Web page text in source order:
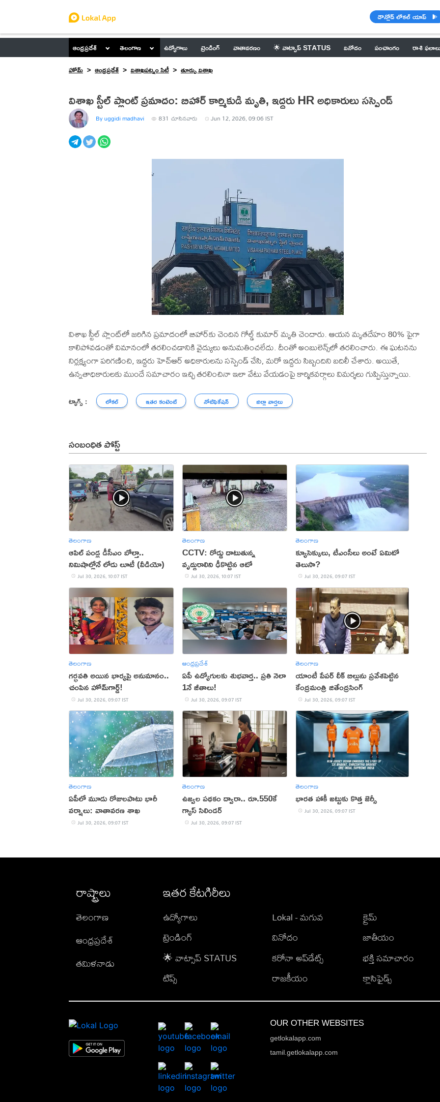
డౌన్లోడ్ లోకల్ యాప్
ఆంధ్రప్రదేశ్ తెలంగాణ ఉద్యోగాలు ట్రెండింగ్ వాతావరణం 🌟 వాట్సాప్ STATUS వినోదం పంచాంగం రాశి
హోమ్
ఆంధ్రప్రదేశ్ విశాఖపట్నం సిటీ తూర్పు విశాఖ
విశాఖ స్టీల్ ప్లాంట్ ప్రమాదం: బిహార్ కార్మికుడి మృతి, ఇద్దరు HR అధికారులు సస్పెండ్
By uggidi madhavi 831 చూసినవారు Jun 12, 2026, 09:06 IST
విశాఖ స్టీల్ ప్లాంట్‌లో జరిగిన ప్రమాదంలో బిహార్‌కు చెందిన గోల్డ్ కుమార్ మృతి చెందారు. ఆయన మృతదేహం 80% పైగా
కాలిపోవడంతో విమానంలో తరలించడానికి వైద్యులు అనుమతించలేదు. దీంతో అంబులెన్స్‌లో తరలించారు. ఈ ఘటనను
నిర్లక్ష్యంగా పరిగణించి, ఇద్దరు హెచ్‌ఆర్ అధికారులను సస్పెండ్ చేసి, మరో ఇద్దరు సిబ్బందిని బదిలీ చేశారు. అయితే,
ఉన్నతాధికారులకు ముందే సమాచారం ఇచ్చి తరలించినా ఇలా వేటు వేయడంపై కార్మికవర్గాలు విమర్శలు గుప్పిస్తున్నాయి.
ట్యాగ్స్ : లోకల్ ఇతర కంటెంట్ నోటిఫికేషన్ జిల్లా వార్తలు
సంబంధిత పోస్ట్
తెలంగాణ
ఆపిల్‌ పండ్ల డీసీఎం బోల్తా..
నిమిషాల్లోనే లోడు లూటీ (వీడియో)
Jul 30, 2026, 10:07 IST
తెలంగాణ
CCTV: రోడ్డు దాటుతున్న
వృద్ధురాలిని ఢీకొట్టిన ఆటో
Jul 30, 2026, 10:07 IST
తెలంగాణ
క్యూసెక్కులు, టీఎంసీలు అంటే ఏమిటో
తెలుసా?
Jul 30, 2026, 09:07 IST
తెలంగాణ
గర్భవతి అయిన భార్యపై అనుమానం..
చంపిన హోమ్‌గార్డ్!
Jul 30, 2026, 09:07 IST
ఆంధ్రప్రదేశ్
ఏపీ ఉద్యోగులకు శుభవార్త.. ప్రతి నెలా
1నే జీతాలు!
Jul 30, 2026, 09:07 IST
తెలంగాణ
యాంటీ పేపర్ లీక్ బిల్లును ప్రవేశపెట్టిన
కేంద్రమంత్రి జితేంద్రసింగ్
Jul 30, 2026, 09:07 IST
తెలంగాణ
ఏపీలో మూడు రోజులపాటు భారీ
వర్షాలు: వాతావరణ శాఖ
Jul 30, 2026, 09:07 IST
తెలంగాణ
ఉజ్వల పథకం ద్వారా.. రూ.550కే
గ్యాస్ సిలిండర్
Jul 30, 2026, 09:07 IST
తెలంగాణ
భారత హాకీ జట్టుకు కొత్త జెర్సీ
Jul 30, 2026, 09:07 IST
రాష్ట్రాలు
తెలంగాణ
ఆంధ్రప్రదేశ్
తమిళనాడు
ఇతర కేటగిరీలు
ఉద్యోగాలు
ట్రెండింగ్
🌟 వాట్సాప్ STATUS
టిప్స్
Lokal - మగువ
వినోదం
కరోనా అప్‌డేట్స్
రాజకీయం
క్రైమ్
జాతీయం
భక్తి సమాచారం
క్లాసిఫైడ్స్
OUR OTHER WEBSITES
getlokalapp.com
tamil.getlokalapp.com